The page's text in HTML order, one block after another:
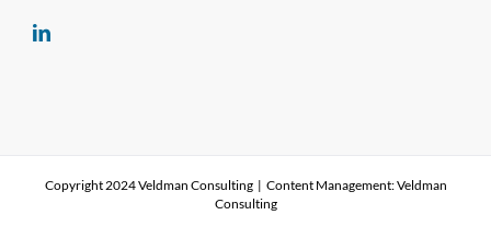
Copyright 2024 Veldman Consulting | Content Management: Veldman
Consulting